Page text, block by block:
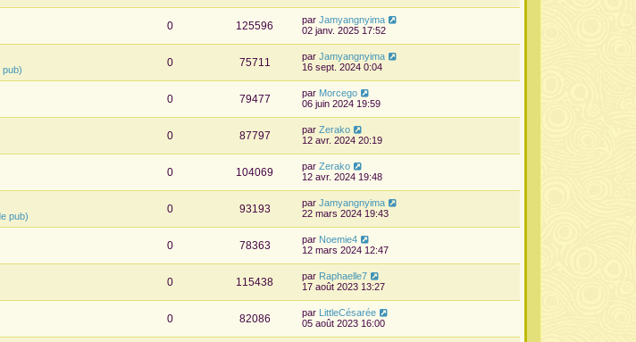
0 125596 par Jamyangnyima
02 janv. 2025 17:52
pub)
0 75711 par Jamyangnyima
16 sept. 2024 0:04
0 79477 par Morcego
06 juin 2024 19:59
0 87797 par Zerako
12 avr. 2024 20:19
0 104069 par Zerako
12 avr. 2024 19:48
pub)
0 93193 par Jamyangnyima
22 mars 2024 19:43
0 78363 par Noemie4
12 mars 2024 12:47
0 115438 par Raphaelle7
17 août 2023 13:27
0 82086 par LittleCésarée
05 août 2023 16:00